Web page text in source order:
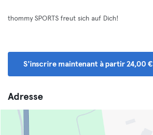
thommy SPORTS freut sich auf Dich!
S'inscrire maintenant à partir 24,00 €
Adresse